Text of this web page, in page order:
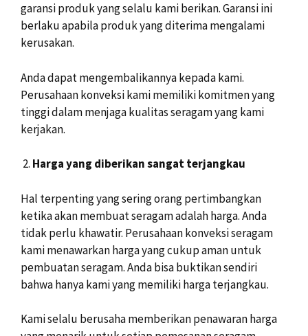
garansi produk yang selalu kami berikan. Garansi ini
berlaku apabila produk yang diterima mengalami
kerusakan.
Anda dapat mengembalikannya kepada kami.
Perusahaan konveksi kami memiliki komitmen yang
tinggi dalam menjaga kualitas seragam yang kami
kerjakan.
Harga yang diberikan sangat terjangkau
Hal terpenting yang sering orang pertimbangkan
ketika akan membuat seragam adalah harga. Anda
tidak perlu khawatir. Perusahaan konveksi seragam
kami menawarkan harga yang cukup aman untuk
pembuatan seragam. Anda bisa buktikan sendiri
bahwa hanya kami yang memiliki harga terjangkau.
Kami selalu berusaha memberikan penawaran harga